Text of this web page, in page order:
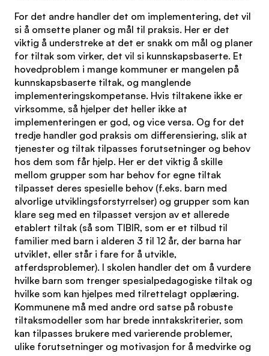
For det andre handler det om implementering, det vil
si å omsette planer og mål til praksis. Her er det
viktig å understreke at det er snakk om mål og planer
for tiltak som virker, det vil si kunnskapsbaserte. Et
hovedproblem i mange kommuner er mangelen på
kunnskapsbaserte tiltak, og manglende
implementeringskompetanse. Hvis tiltakene ikke er
virksomme, så hjelper det heller ikke at
implementeringen er god, og vice versa. Og for det
tredje handler god praksis om differensiering, slik at
tjenester og tiltak tilpasses forutsetninger og behov
hos dem som får hjelp. Her er det viktig å skille
mellom grupper som har behov for egne tiltak
tilpasset deres spesielle behov (f.eks. barn med
alvorlige utviklingsforstyrrelser) og grupper som kan
klare seg med en tilpasset versjon av et allerede
etablert tiltak (så som TIBIR, som er et tilbud til
familier med barn i alderen 3 til 12 år, der barna har
utviklet, eller står i fare for å utvikle,
atferdsproblemer). I skolen handler det om å vurdere
hvilke barn som trenger spesialpedagogiske tiltak og
hvilke som kan hjelpes med tilrettelagt opplæring.
Kommunene må med andre ord satse på robuste
tiltaksmodeller som har brede inntakskriterier, som
kan tilpasses brukere med varierende problemer,
ulike forutsetninger og motivasjon for å medvirke og